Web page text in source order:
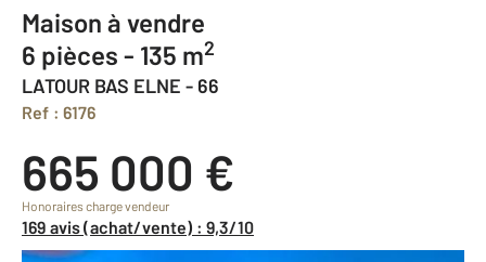
Maison à vendre
6 pièces - 135 m2
LATOUR BAS ELNE - 66
Ref : 6176
665 000 €
Honoraires charge vendeur
169 avis (achat/vente) : 9,3/10